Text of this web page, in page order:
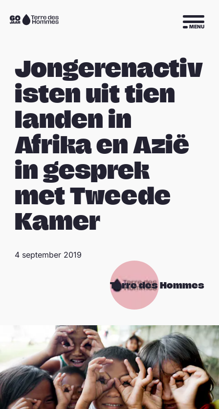
Sla navigatie over
Naar
MENU
Jongerenactiv
isten uit tien
landen in
Afrika en Azië
in gesprek
met Tweede
Kamer
Terre des Hommes
4 september 2019